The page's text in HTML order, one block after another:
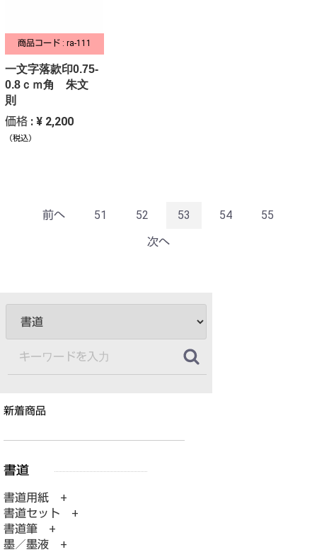
商品コード : ra-111
一文字落款印0.75-
0.8ｃｍ角 朱文
則
価格 : ¥ 2,200
（税込）
前へ 51 52 53 54
55
次へ
新着商品
書道用紙 +
書道セット +
書道筆 +
墨／墨液 +